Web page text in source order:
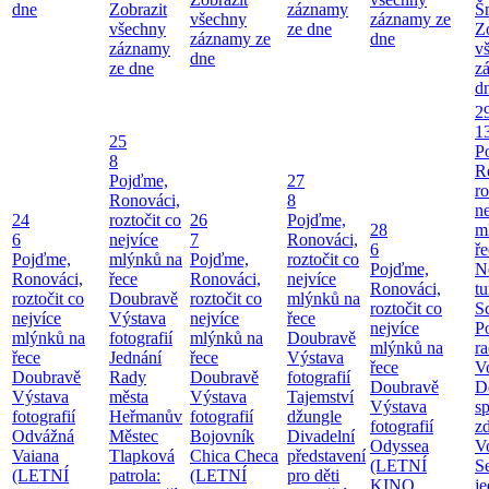
dne
Zobrazit
všechny
záznamy
ze dne
všechny
záznamy ze
dne
záznamy
ze dne
záznamy ze
dne
24
6
Pojďme,
Ronováci,
roztočit co
nejvíce
mlýnků na
řece
Doubravě
Výstava
fotografií
Odvážná
Vaiana
(LETNÍ
25
8
Pojďme,
Ronováci,
roztočit co
nejvíce
mlýnků na
řece
Doubravě
Výstava
fotografií
Jednání
Rady
města
Heřmanův
Městec
Tlapková
patrola:
26
7
Pojďme,
Ronováci,
roztočit co
nejvíce
mlýnků na
řece
Doubravě
Výstava
fotografií
Bojovník
Chica Checa
(LETNÍ
27
8
Pojďme,
Ronováci,
roztočit co
nejvíce
mlýnků na
řece
Doubravě
Výstava
fotografií
Tajemství
džungle
Divadelní
představení
pro děti
28
6
Pojďme,
Ronováci,
roztočit co
nejvíce
mlýnků na
řece
Doubravě
Výstava
fotografií
Odyssea
(LETNÍ
KINO